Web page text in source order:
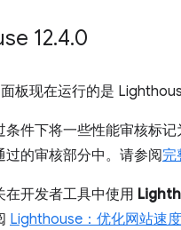
12.4.0
面板现在运行的是
条件下将一些性能审核标
过的审核部分中。请参阅完
在开发者工具中使用
Lighthouse：优化网站速度